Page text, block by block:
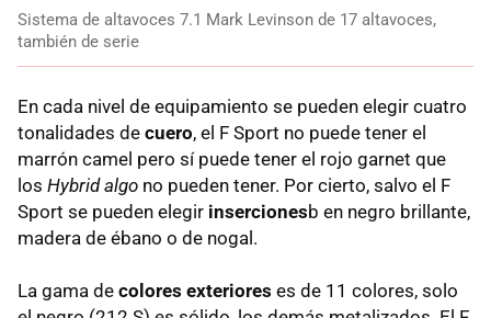
Sistema de altavoces 7.1 Mark Levinson de 17 altavoces,
también de serie
En cada nivel de equipamiento se pueden elegir cuatro
tonalidades de cuero, el F Sport no puede tener el
marrón camel pero sí puede tener el rojo garnet que
los Hybrid algo no pueden tener. Por cierto, salvo el F
Sport se pueden elegir insercionesb en negro brillante,
madera de ébano o de nogal.
La gama de colores exteriores es de 11 colores, solo